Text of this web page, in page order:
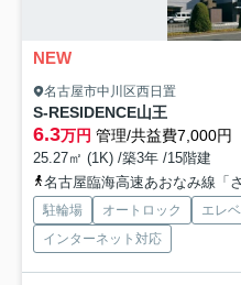
NEW
名古屋市中川区西日置
S-RESIDENCE山王
6.3万円 管理/共益費7,000円
25.27㎡ (1K) /築3年 /15階建
名古屋臨海高速あおなみ線「
駐輪場 オートロック エレ
インターネット対応